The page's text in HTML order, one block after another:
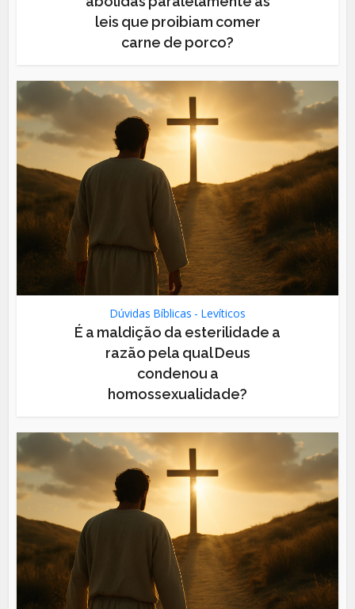
leis que proibiam comer
carne de porco?
Dúvidas Bíblicas - Levíticos
É a maldição da esterilidade a
razão pela qual Deus
condenou a
homossexualidade?